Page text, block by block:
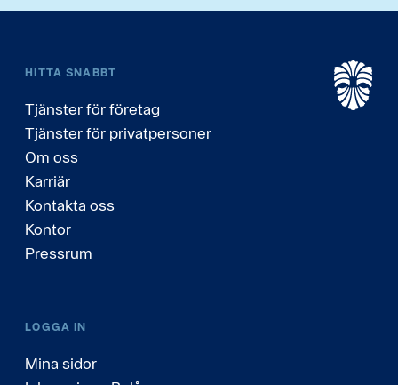
HITTA SNABBT
Tjänster för företag
Tjänster för privatpersoner
Om oss
Karriär
Kontakta oss
Kontor
Pressrum
LOGGA IN
Mina sidor